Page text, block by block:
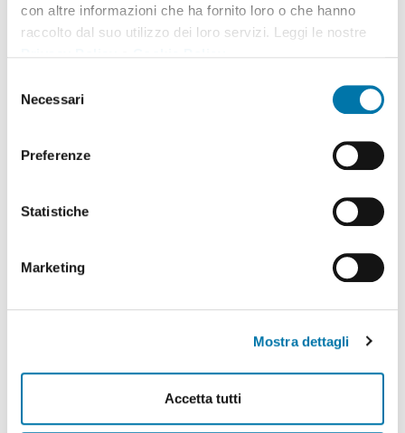
con altre informazioni che ha fornito loro o che hanno
raccolto dal suo utilizzo dei loro servizi. Leggi le nostre
delNecessari
Preferenze
Statistiche
Marketing
Mostra dettagli
Accetta tutti
J’ai lu les informations sur l’utilisation des données
Svp prouvez que vous êtes un humain en sélectionnant